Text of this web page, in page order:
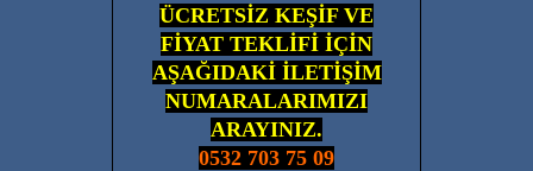
ÜCRETSİZ KEŞİF VE
FİYAT TEKLİFİ İÇİN
AŞAĞIDAKİ İLETİŞİM
NUMARALARIMIZI
ARAYINIZ.
0532 703 75 09